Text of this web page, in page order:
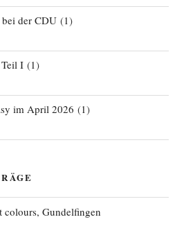
bei der CDU(1)
I(1)
im April 2026 (1)
colours, Gundelfingen